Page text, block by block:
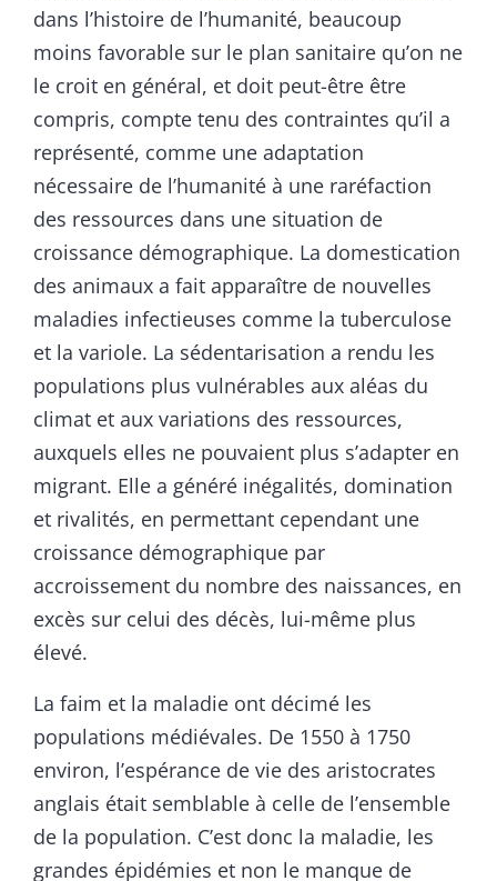
dans l’histoire de l’humanité, beaucoup
moins favorable sur le plan sanitaire qu’on ne
le croit en général, et doit peut-être être
compris, compte tenu des contraintes qu’il a
représenté, comme une adaptation
nécessaire de l’humanité à une raréfaction
des ressources dans une situation de
croissance démographique. La domestication
des animaux a fait apparaître de nouvelles
maladies infectieuses comme la tuberculose
et la variole. La sédentarisation a rendu les
populations plus vulnérables aux aléas du
climat et aux variations des ressources,
auxquels elles ne pouvaient plus s’adapter en
migrant. Elle a généré inégalités, domination
et rivalités, en permettant cependant une
croissance démographique par
accroissement du nombre des naissances, en
excès sur celui des décès, lui-même plus
élevé.
La faim et la maladie ont décimé les
populations médiévales. De 1550 à 1750
environ, l’espérance de vie des aristocrates
anglais était semblable à celle de l’ensemble
de la population. C’est donc la maladie, les
grandes épidémies et non le manque de